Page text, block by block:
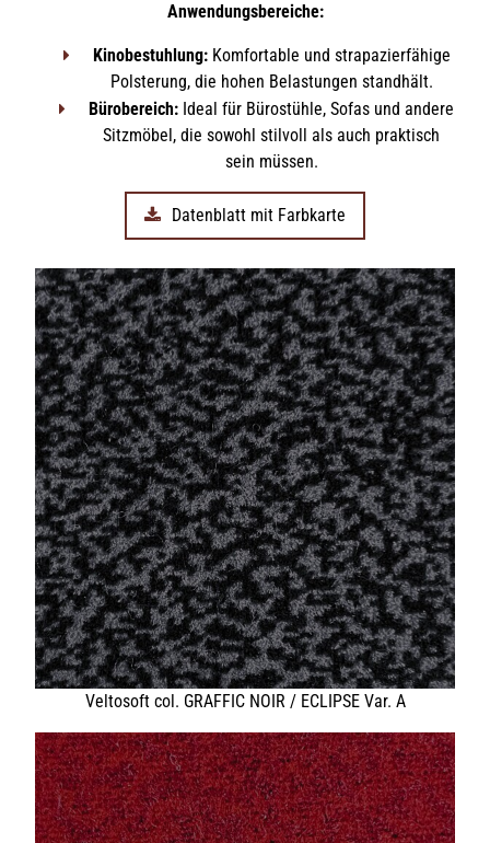
Anwendungsbereiche:
Kinobestuhlung:Komfortable und strapazierfähige
Polsterung, die hohen Belastungen standhält.
Bürobereich: Ideal für Bürostühle, Sofas und andere
Sitzmöbel, die sowohl stilvoll als auch praktisch
sein müssen.
Datenblatt mit Farbkarte